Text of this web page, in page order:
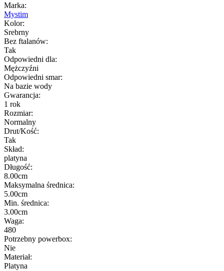
Marka:
Mystim
Kolor:
Srebrny
Bez ftalanów:
Tak
Odpowiedni dla:
Mężczyźni
Odpowiedni smar:
Na bazie wody
Gwarancja:
1 rok
Rozmiar:
Normalny
Drut/Kość:
Tak
Skład:
platyna
Długość:
8.00cm
Maksymalna średnica:
5.00cm
Min. średnica:
3.00cm
Waga:
480
Potrzebny powerbox:
Nie
Materiał:
Platyna